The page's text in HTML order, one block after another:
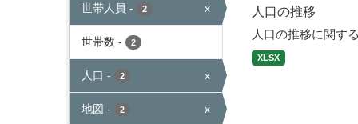
世帯人員 - 2 x
世帯数 - 2
人口 - 2 x
地図 - 2 x
人口の推移
人口の推移に関す
XLSX